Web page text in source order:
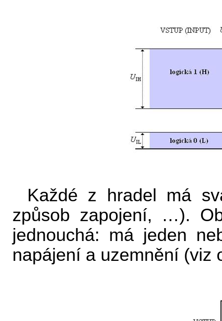
Každé z hradel má
způsob zapojení, …).
jednouchá: má jeden
napájení a uzemnění (viz